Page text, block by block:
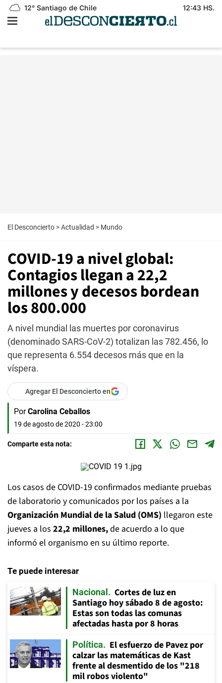
12° Santiago de Chile 12:43 HS.
El Desconcierto >Actualidad > Mundo
COVID-19 a nivel global:
Contagios llegan a 22,2
millones y decesos bordean
los 800.000
A nivel mundial las muertes por coronavirus
(denominado SARS-CoV-2) totalizan las 782.456, lo
que representa 6.554 decesos más que en la
víspera.
Agregar El Desconcierto en
Por Carolina Ceballos
19 de agosto de 2020 - 23:00
Comparte esta nota:
Los casos de COVID-19 confirmados mediante pruebas
de laboratorio y comunicados por los países a la
Organización Mundial de la Salud (OMS) llegaron este
jueves a los 22,2 millones,de acuerdo a lo que
informó el organismo en su último reporte.
Te puede interesar
Nacional
Cortes de luz en
Santiago hoy sábado 8 de agosto:
Estas son todas las comunas
afectadas hasta por 8 horas
Política
El esfuerzo de Pavez por
calzar las matemáticas de Kast
frente al desmentido de los "218
mil robos violento"